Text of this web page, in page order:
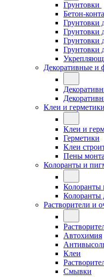
Грунтовки
Бетон-
Грунтовки
Грунтовки
Грунтовки
Грунтовки
Декоративные и
Клеи и герметики
Клеи и
Герметики
Клеи
Пены
Колоранты и
Колоранты
Колоранты
Растворители и
Автохимия
Клеи
Смывки